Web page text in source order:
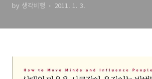
by 생각비행 2011. 1. 3.